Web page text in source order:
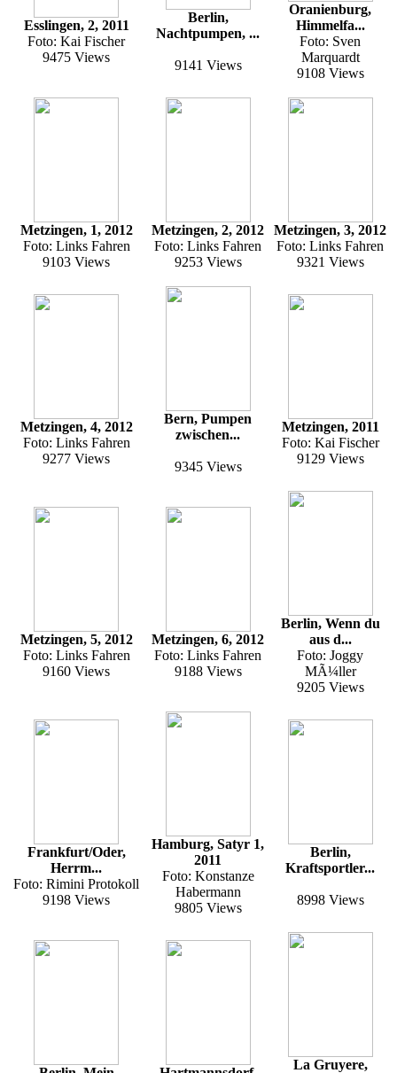
Esslingen, 2, 2011
Foto: Kai Fischer
9475 Views
Berlin,
Nachtpumpen, ...
9141 Views
Oranienburg,
Himmelfa...
Foto: Sven
Marquardt
9108 Views
Metzingen, 1, 2012
Foto: Links Fahren
9103 Views
Metzingen, 2, 2012
Foto: Links Fahren
9253 Views
Metzingen, 3, 2012
Foto: Links Fahren
9321 Views
Metzingen, 4, 2012
Foto: Links Fahren
9277 Views
Bern, Pumpen
zwischen...
9345 Views
Metzingen, 2011
Foto: Kai Fischer
9129 Views
Metzingen, 5, 2012
Foto: Links Fahren
9160 Views
Metzingen, 6, 2012
Foto: Links Fahren
9188 Views
Berlin, Wenn du
aus d...
Foto: Joggy
MÃ¼ller
9205 Views
Frankfurt/Oder,
Herrm...
Foto: Rimini Protokoll
9198 Views
Hamburg, Satyr 1,
2011
Foto: Konstanze
Habermann
9805 Views
Berlin,
Kraftsportler...
8998 Views
La Gruyere,